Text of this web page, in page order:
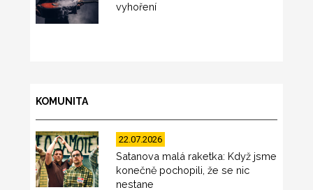
vyhoření
KOMUNITA
22.07.2026
Satanova malá raketka: Když jsme
konečně pochopili, že se nic
nestane